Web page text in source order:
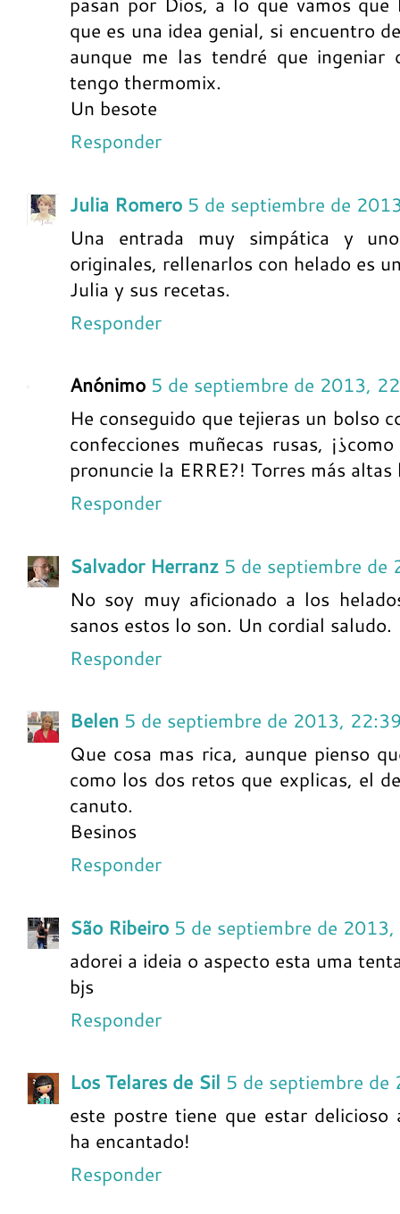
que es una idea genial, si encuentro
aunque me las tendré que ingeniar
tengo thermomix.
Un besote
Responder
Julia Romero 5 de septiembre de
Una entrada muy simpática y
originales, rellenarlos con helado es
Julia y sus recetas.
Responder
Anónimo 5 de septiembre de 2013,
He conseguido que tejieras un bolso
confecciones muñecas rusas,
pronuncie la ERRE?! Torres más altas
Responder
Salvador Herranz 5 de septiembre de
No soy muy aficionado a los
sanos estos lo son. Un cordial saludo.
Responder
Belen 5 de septiembre de 2013,
Que cosa mas rica, aunque pienso
como los dos retos que explicas, el
canuto.
Besinos
Responder
São Ribeiro 5 de septiembre de
adorei a ideia o aspecto esta uma
bjs
Responder
Los Telares de Sil 5 de septiembre
este postre tiene que estar delicioso
ha encantado!
Responder